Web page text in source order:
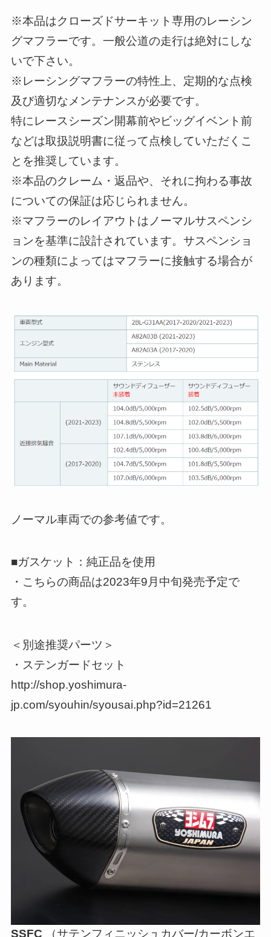
※本品はクローズドサーキット専用のレーシン
グマフラーです。一般公道の走行は絶対にしな
いで下さい。
※レーシングマフラーの特性上、定期的な点検
及び適切なメンテナンスが必要です。
特にレースシーズン開幕前やビッグイベント前
などは取扱説明書に従って点検していただくこ
とを推奨しています。
※本品のクレーム・返品や、それに拘わる事故
についての保証は応じられません。
※マフラーのレイアウトはノーマルサスペンシ
ョンを基準に設計されています。サスペンショ
ンの種類によってはマフラーに接触する場合が
あります。
ノーマル車両での参考値です。
■ガスケット：純正品を使用
・こちらの商品は2023年9月中旬発売予定で
す。
＜別途推奨パーツ＞
・ステンガードセット
http://shop.yoshimura-
jp.com/syouhin/syousai.php?id=21261
SSFC （サテンフィニッシュカバー/カーボンエ